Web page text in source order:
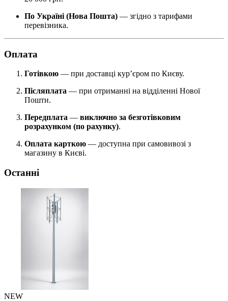
По Україні (Нова Пошта) — згідно з тарифами
перевізника.
Оплата
Готівкою — при доставці кур’єром по Києву.
Післяплата — при отриманні на відділенні Нової
Пошти.
Передплата — виключно за безготівковим
розрахунком (по рахунку).
Оплата карткою — доступна при самовивозі з
магазину в Києві.
Останні
NEW